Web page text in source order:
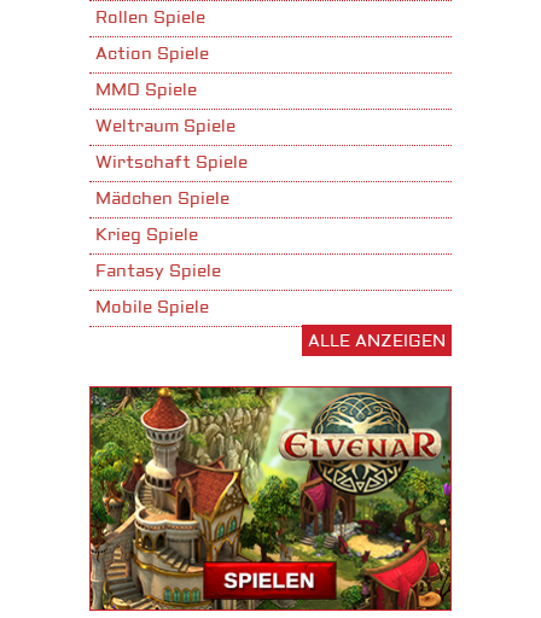
Rollen Spiele
Action Spiele
MMO Spiele
Weltraum Spiele
Wirtschaft Spiele
Mädchen Spiele
Krieg Spiele
Fantasy Spiele
Mobile Spiele
Download Spiele
3D Spiele
Tablet Spiele
Android Spiele
iPhone Spiele
iOS Spiele
ALLE ANZEIGEN